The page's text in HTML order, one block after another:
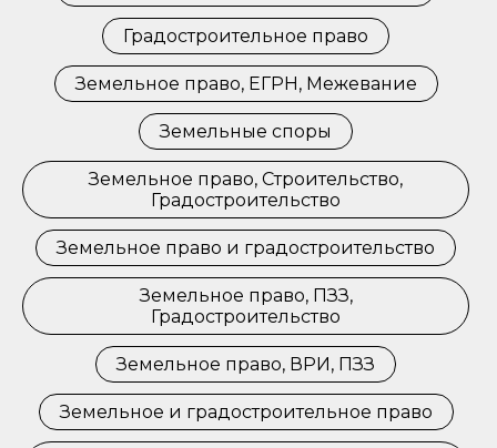
Градостроительное право
Земельное право, ЕГРН, Межевание
Земельные споры
Земельное право, Строительство,
Градостроительство
Земельное право и градостроительство
Земельное право, ПЗЗ,
Градостроительство
Земельное право, ВРИ, ПЗЗ
Земельное и градостроительное право